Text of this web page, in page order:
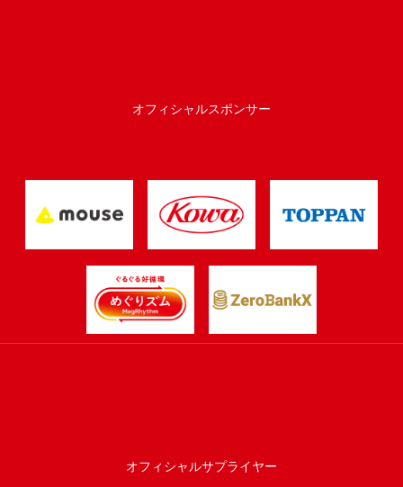
オフィシャルスポンサー
オフィシャルサプライヤー